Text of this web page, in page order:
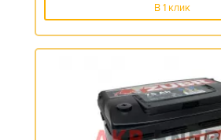
В 1 клик